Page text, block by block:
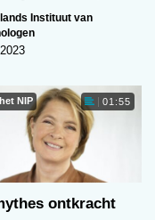
Instituut van
NIP 01:55
ontkracht